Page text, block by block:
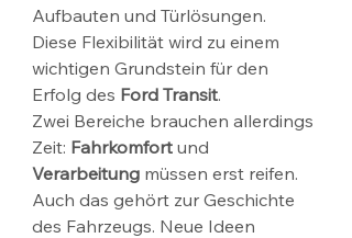
Aufbauten und Türlösungen.
Diese Flexibilität wird zu einem
wichtigen Grundstein für den
Erfolg des Ford Transit.
Zwei Bereiche brauchen allerdings
Zeit: Fahrkomfort und
Verarbeitung müssen erst reifen.
Auch das gehört zur Geschichte
des Fahrzeugs. Neue Ideen